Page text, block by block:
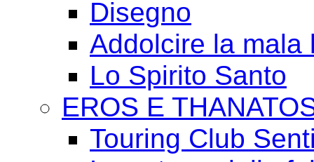
Disegno
Addolcire la mala
Lo Spirito Santo
EROS E
Touring Club